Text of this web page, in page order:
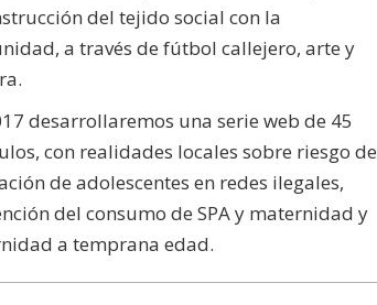
del tejido social con la
a través de fútbol callejero, arte y
desarrollaremos una serie web de 45
con realidades locales sobre riesgo de
de adolescentes en redes ilegales,
del consumo de SPA y maternidad y
a temprana edad.